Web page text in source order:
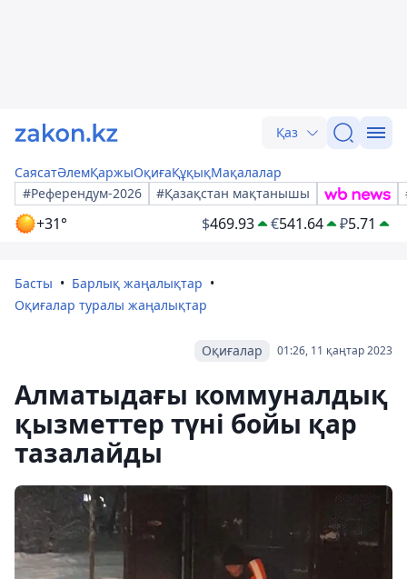
Қаз
СаясатӘлемҚаржыОқиғаҚұқықМақалалар
#Референдум-2026
#Қазақстан мақтанышы
+31° $469.93 €541.64 ₽5.71
Басты
Барлық жаңалықтар
Оқиғалар туралы жаңалықтар
01:26, 11 қаңтар 2023
Оқиғалар
Алматыдағы коммуналдық
қызметтер түні бойы қар
тазалайды